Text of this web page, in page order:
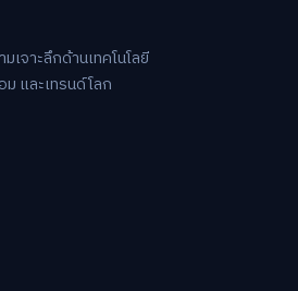
จาะลึกด้านเทคโนโลยี
และเทรนด์โลก